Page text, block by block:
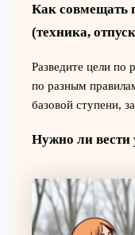
Как совмещать
(техника,
Разведите цели по
по разным
базовой ступени,
Нужно ли вести